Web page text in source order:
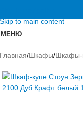
Skip to main content
МЕНЮ
Главная/Шкафы/Шкафы-